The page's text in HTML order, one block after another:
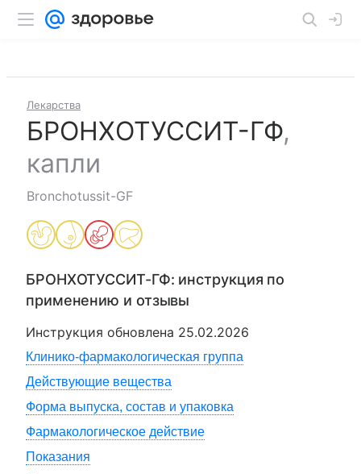
Лекарства
БРОНХОТУССИТ-ГФ,
капли
Bronchotussit-GF
БРОНХОТУССИТ-ГФ: инструкция по
применению и отзывы
Инструкция обновлена 25.02.2026
Клинико-фармакологическая группа
Действующие вещества
Форма выпуска, состав и упаковка
Фармакологическое действие
Показания